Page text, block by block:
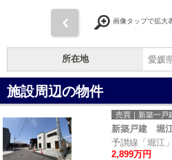
画像タップで拡大
所在地 愛媛
施設周辺の物件
売買｜新築一戸
新築戸建 堀
予讃線「堀江
2,899万円